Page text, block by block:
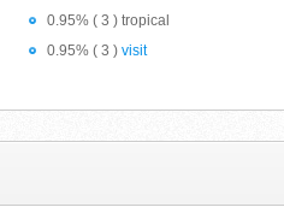
0.95% ( 3 ) tropical
0.95% ( 3 ) visit